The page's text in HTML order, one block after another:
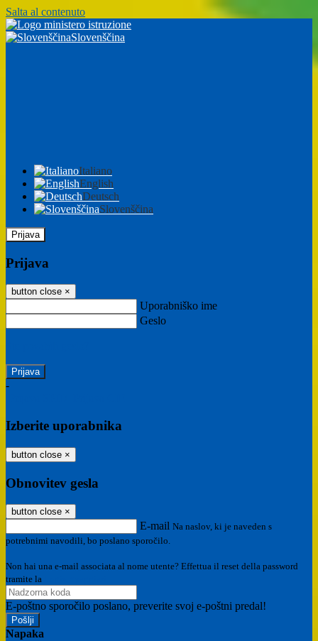
Salta al contenuto
Slovenščina
Italiano
English
Deutsch
Slovenščina
Prijava
Prijava
button close ×
Uporabniško ime
Geslo
-
Izberite uporabnika
button close ×
Obnovitev gesla
button close ×
E-mail Na naslov, ki je naveden s
potrebnimi navodili, bo poslano sporočilo.
Non hai una e-mail associata al nome utente? Effettua il reset della password
tramite la
E-poštno sporočilo poslano, preverite svoj e-poštni predal!
Napaka